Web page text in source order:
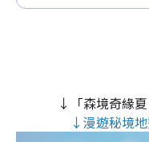
↓「森境奇緣
↓漫遊秘境